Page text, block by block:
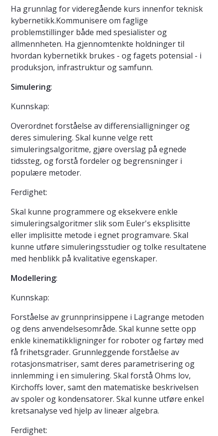
Ha grunnlag for videregående kurs innenfor teknisk
kybernetikk.Kommunisere om faglige
problemstillinger både med spesialister og
allmennheten. Ha gjennomtenkte holdninger til
hvordan kybernetikk brukes - og fagets potensial - i
produksjon, infrastruktur og samfunn.
Simulering:
Kunnskap:
Overordnet forståelse av differensialligninger og
deres simulering. Skal kunne velge rett
simuleringsalgoritme, gjøre overslag på egnede
tidssteg, og forstå fordeler og begrensninger i
populære metoder.
Ferdighet:
Skal kunne programmere og eksekvere enkle
simuleringsalgoritmer slik som Euler's eksplisitte
eller implisitte metode i egnet programvare. Skal
kunne utføre simuleringsstudier og tolke resultatene
med henblikk på kvalitative egenskaper.
Modellering:
Kunnskap:
Forståelse av grunnprinsippene i Lagrange metoden
og dens anvendelsesområde. Skal kunne sette opp
enkle kinematikkligninger for roboter og fartøy med
få frihetsgrader. Grunnleggende forståelse av
rotasjonsmatriser, samt deres parametrisering og
innlemming i en simulering. Skal forstå Ohms lov,
Kirchoffs lover, samt den matematiske beskrivelsen
av spoler og kondensatorer. Skal kunne utføre enkel
kretsanalyse ved hjelp av lineær algebra.
Ferdighet: